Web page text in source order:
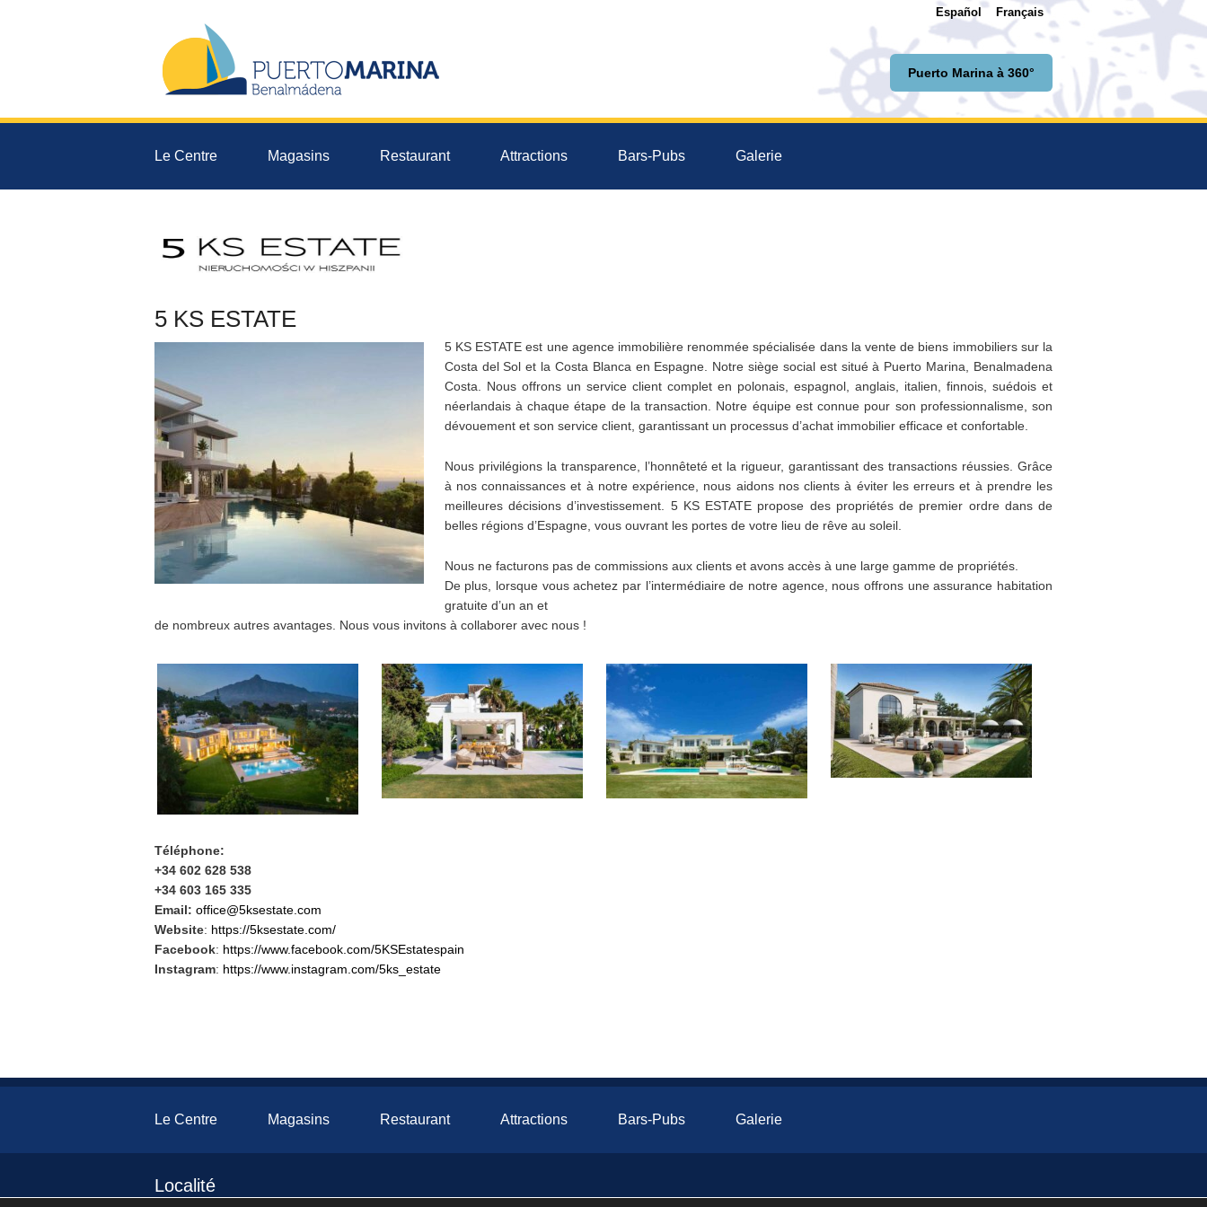
Español Français
Puerto Marina à 360°
Le Centre Magasins Restaurant Attractions Bars-Pubs Galerie
5 KS ESTATE
5 KS ESTATE est une agence immobilière renommée spécialisée dans la vente de biens immobiliers sur la
Costa del Sol et la Costa Blanca en Espagne. Notre siège social est situé à Puerto Marina, Benalmadena
Costa. Nous offrons un service client complet en polonais, espagnol, anglais, italien, finnois, suédois et
néerlandais à chaque étape de la transaction. Notre équipe est connue pour son professionnalisme, son
dévouement et son service client, garantissant un processus d’achat immobilier efficace et confortable.
Nous privilégions la transparence, l’honnêteté et la rigueur, garantissant des transactions réussies. Grâce
à nos connaissances et à notre expérience, nous aidons nos clients à éviter les erreurs et à prendre les
meilleures décisions d’investissement. 5 KS ESTATE propose des propriétés de premier ordre dans de
belles régions d’Espagne, vous ouvrant les portes de votre lieu de rêve au soleil.
Nous ne facturons pas de commissions aux clients et avons accès à une large gamme de propriétés.
De plus, lorsque vous achetez par l’intermédiaire de notre agence, nous offrons une assurance habitation
gratuite d’un an et
de nombreux autres avantages. Nous vous invitons à collaborer avec nous !
Téléphone:
+34 602 628 538
+34 603 165 335
Email: office@5ksestate.com
Website: https://5ksestate.com/
Facebook: https://www.facebook.com/5KSEstatespain
Instagram: https://www.instagram.com/5ks_estate
Le Centre Magasins Restaurant Attractions Bars-Pubs Galerie
Localité